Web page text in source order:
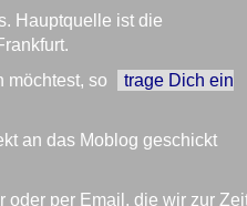
Hauptquelle ist die
möchtest, so
trage Dich ein
an das Moblog geschickt
oder per Email, die wir zur